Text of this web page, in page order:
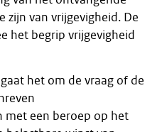
zijn van vrijgevigheid. De
het begrip vrijgevigheid
het om de vraag of de
met een beroep op het